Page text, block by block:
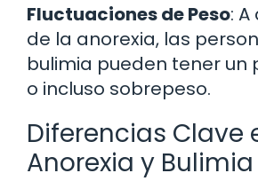
Fluctuaciones de Peso:
de la anorexia, las
bulimia pueden tener un
o incluso sobrepeso.
Diferencias Clave
Anorexia y Bulimia